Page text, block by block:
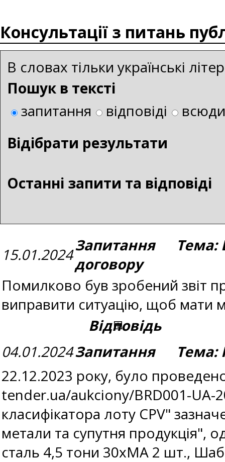
Консультації з питань
В словах тільки українські
Пошук в тексті
запитання
відповіді
всюди
Bідібрати результати
Останні запити та відповіді
15.01.2024Запитання Тема:
договору
Помилково був зробений звіт
виправити ситуацію, щоб мати
Відповідь
04.01.2024Запитання Тема:
22.12.2023 року, було
tender.ua/aukciony/BRD001-UA-
класифікатора лоту CPV"
метали та супутня продукція",
сталь 4,5 тони 30хМА 2 шт.,